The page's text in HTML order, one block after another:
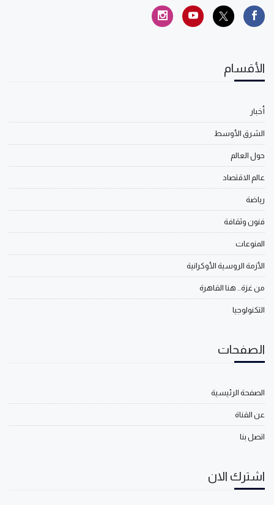
الأقسام
أخبار
الشرق الأوسط
حول العالم
عالم الاقتصاد
رياضة
فنون وثقافة
المنوعات
الأزمة الروسية الأوكرانية
من غزة.. هنا القاهرة
التكنولوجيا
الصفحات
الصفحة الرئيسية
عن القناة
اتصل بنا
اشترك الان